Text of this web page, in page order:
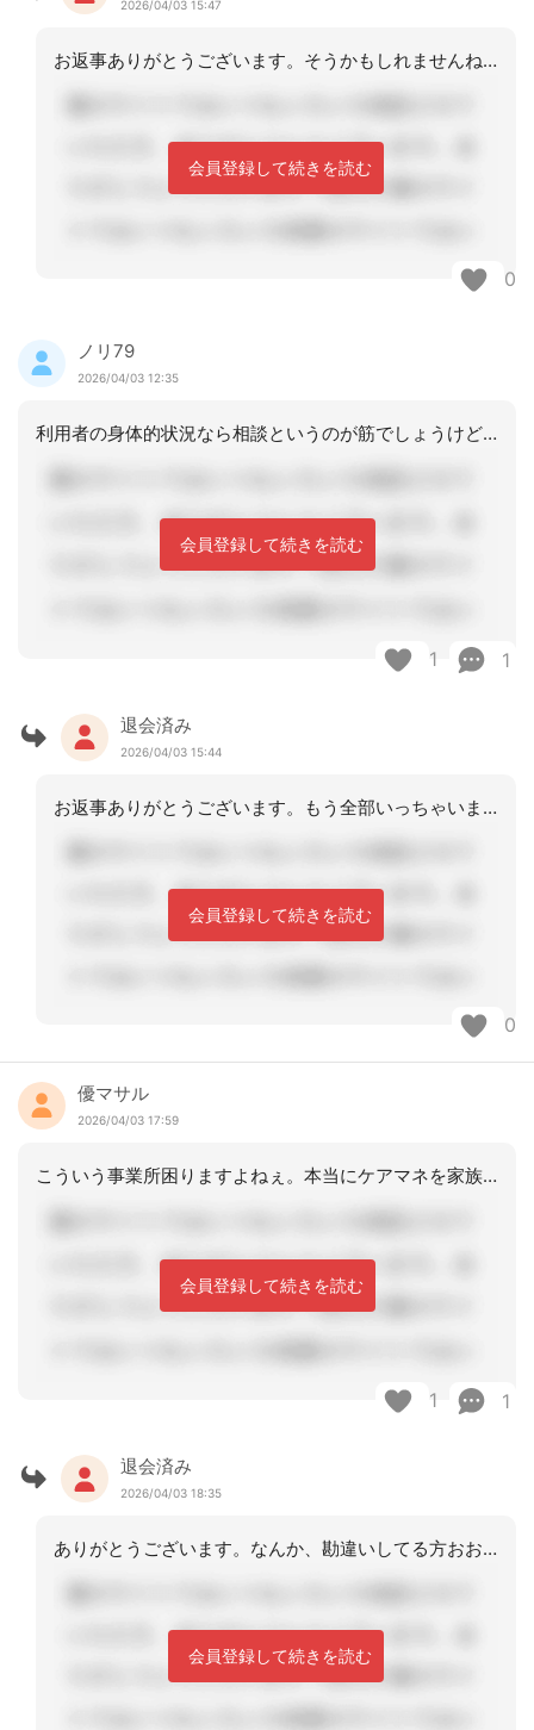
2026/04/03 15:47
お返事ありがとうございます。そうかもしれませんね。なんだか、全ての困り事。例えば
会員登録して続きを読む
0
ノリ79
2026/04/03 12:35
利用者の身体的状況なら相談というのが筋でしょうけど…でも利用前の準備ができてない
会員登録して続きを読む
1 1
退会済み
2026/04/03 15:44
お返事ありがとうございます。もう全部いっちゃいました！悪気はないようです。ただ、
会員登録して続きを読む
0
優マサル
2026/04/03 17:59
こういう事業所困りますよねぇ。本当にケアマネを家族と思ってるような電話何とかして
会員登録して続きを読む
1 1
退会済み
2026/04/03 18:35
ありがとうございます。なんか、勘違いしてる方おおいですよね。お金の支払いのことと
会員登録して続きを読む